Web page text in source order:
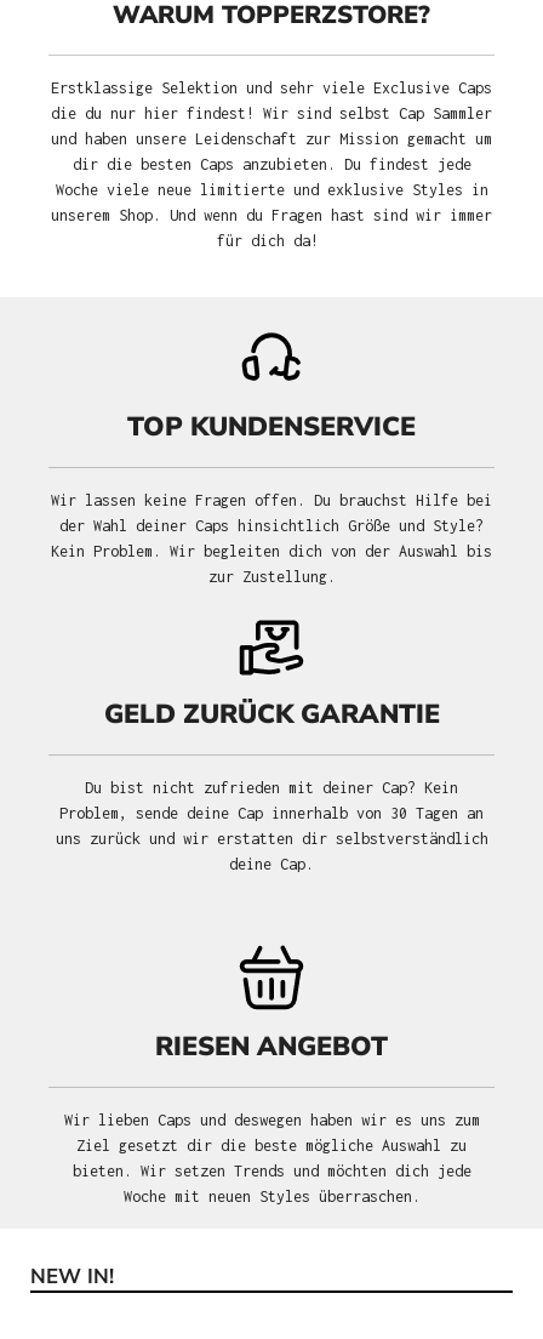
WARUM TOPPERZSTORE?
Erstklassige Selektion und sehr viele Exclusive Caps
die du nur hier findest! Wir sind selbst Cap Sammler
und haben unsere Leidenschaft zur Mission gemacht um
dir die besten Caps anzubieten. Du findest jede
Woche viele neue limitierte und exklusive Styles in
unserem Shop. Und wenn du Fragen hast sind wir immer
für dich da!
TOP KUNDENSERVICE
Wir lassen keine Fragen offen. Du brauchst Hilfe bei
der Wahl deiner Caps hinsichtlich Größe und Style?
Kein Problem. Wir begleiten dich von der Auswahl bis
zur Zustellung.
GELD ZURÜCK GARANTIE
Du bist nicht zufrieden mit deiner Cap? Kein
Problem, sende deine Cap innerhalb von 30 Tagen an
uns zurück und wir erstatten dir selbstverständlich
deine Cap.
RIESEN ANGEBOT
Wir lieben Caps und deswegen haben wir es uns zum
Ziel gesetzt dir die beste mögliche Auswahl zu
bieten. Wir setzen Trends und möchten dich jede
Woche mit neuen Styles überraschen.
Produktgalerie überspringen
NEW IN!